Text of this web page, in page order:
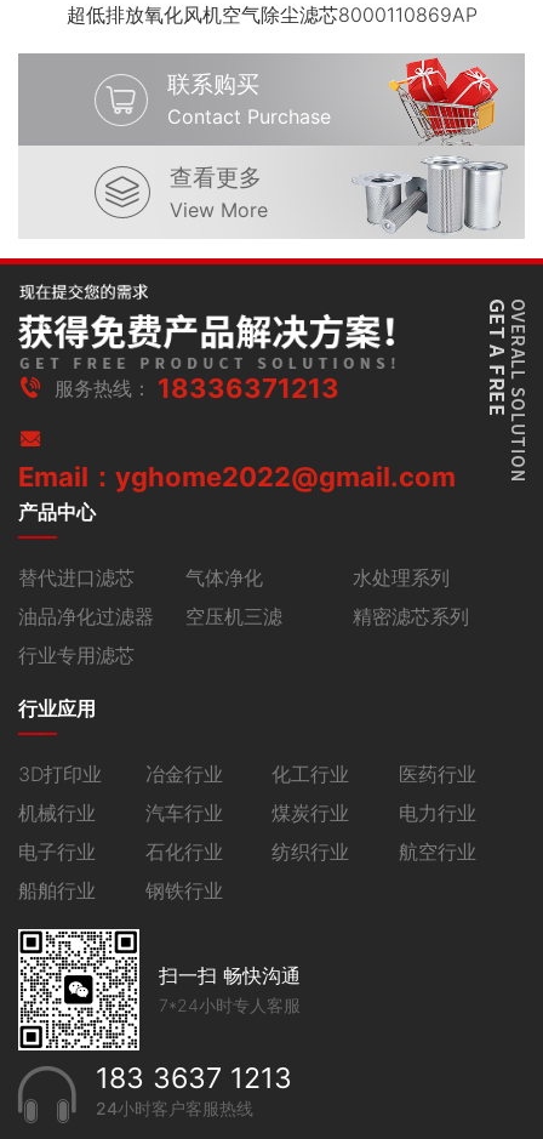
超低排放氧化风机空气除尘滤芯8000110869AP
联系购买
Contact Purchase
查看更多
View More
服务热线： 18336371213
Email：yghome2022@gmail.com
产品中心
替代进口滤芯 气体净化
水处理系列
油品净化过滤器
空压机三滤
精密滤芯系列
行业专用滤芯
行业应用
3D打印业 冶金行业 化工行业
医药行业
机械行业
汽车行业 煤炭行业
电力行业
电子行业
石化行业 纺织行业
航空行业
船舶行业
钢铁行业
扫一扫 畅快沟通
7*24小时专人客服
183 3637 1213
24小时客户客服热线